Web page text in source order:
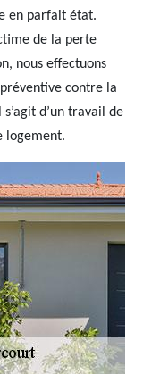
en parfait état.
de la perte
nous effectuons
contre la
d’un travail de
logement.